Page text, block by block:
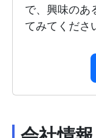
で、興味のあ
てみてくださ